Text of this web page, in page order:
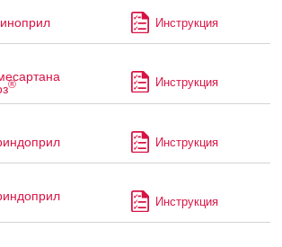
Инструкция
® Инструкция
Инструкция
Инструкция